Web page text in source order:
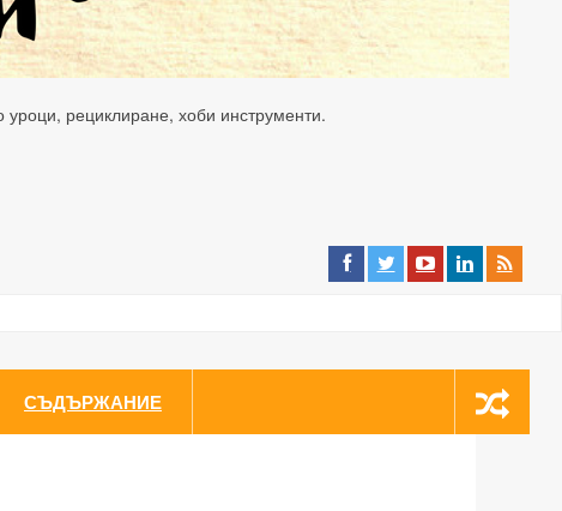
уроци, рециклиране, хоби инструменти.
СЪДЪРЖАНИЕ